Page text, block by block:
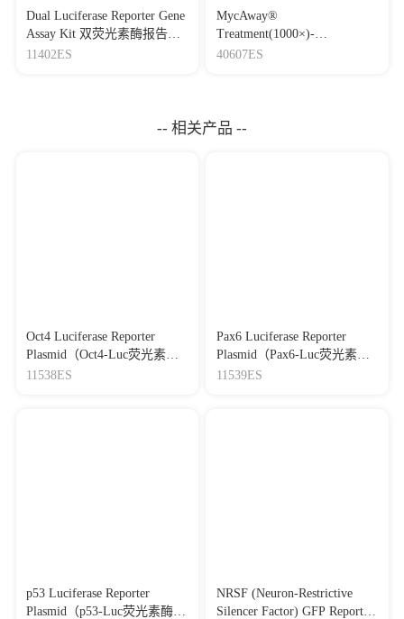
Dual Luciferase Reporter Gene
Assay Kit 双荧光素酶报告基
因检测试剂盒
11402ES
MycAway®
Treatment(1000×)-
Mycoplasma Elimination
40607ES
-- 相关产品 --
Oct4 Luciferase Reporter
Plasmid（Oct4-Luc荧光素酶
报告基因质粒）
11538ES
Pax6 Luciferase Reporter
Plasmid（Pax6-Luc荧光素酶
报告基因质粒）
11539ES
p53 Luciferase Reporter
Plasmid（p53-Luc荧光素酶报
NRSF (Neuron-Restrictive
Silencer Factor) GFP Reporter